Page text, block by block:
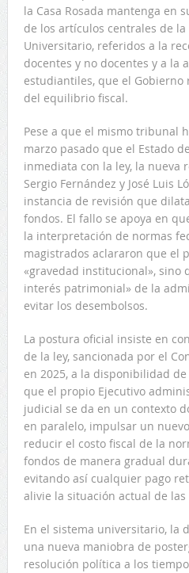
la Casa Rosada mantenga en
de los artículos centrales de
Universitario, referidos a la
docentes y no docentes y a la
estudiantiles, que el
del equilibrio fiscal.
Pese a que el mismo tribunal
marzo pasado que el Estado
inmediata con la ley, la nueva
Sergio Fernández y José Luis
instancia de revisión que
fondos. El fallo se apoya en
la interpretación de normas
magistrados aclararon que el
«gravedad institucional», sino
interés patrimonial» de la
evitar los desembolsos.
La postura oficial insiste en
de la ley, sancionada por el
en 2025, a la disponibilidad
que el propio Ejecutivo
judicial se da en un contexto
en paralelo, impulsar un
reducir el costo fiscal de la
fondos de manera gradual
evitando así cualquier pago
alivie la situación actual de
En el sistema universitario, la
una nueva maniobra de
resolución política a los